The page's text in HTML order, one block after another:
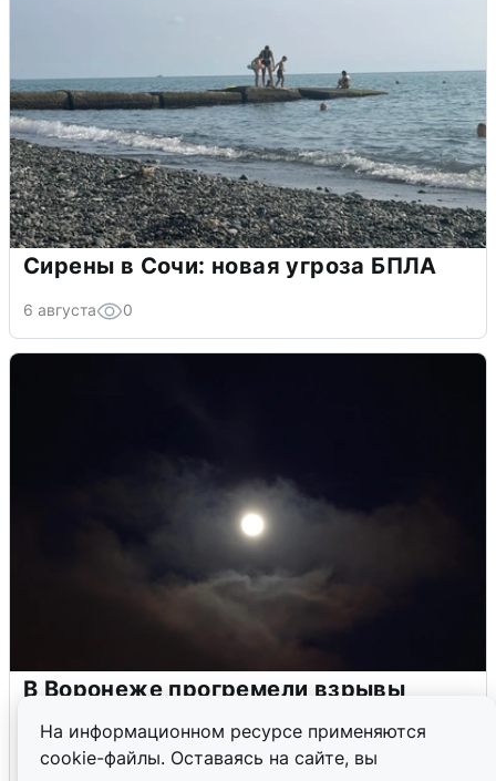
На информационном ресурсе применяются
cookie-файлы. Оставаясь на сайте, вы
Сирены в Сочи: новая угроза БПЛА
6 августа 0
В Воронеже прогремели взрывы
5 августа 0